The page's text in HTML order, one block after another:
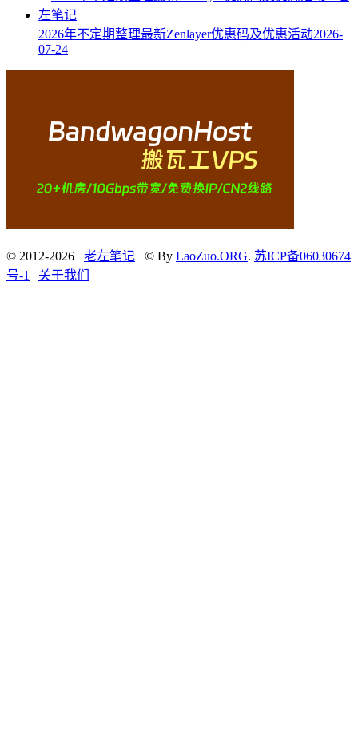
2026年不定期整理最新Zenlayer优惠码及优惠活动2026-
07-24
© 2012-2026 老左笔记 © By LaoZuo.ORG. 苏ICP备06030674
号-1 | 关于我们